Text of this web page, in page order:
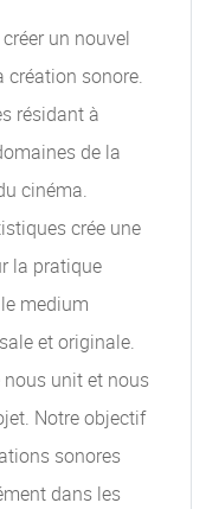
un nouvel
création sonore.
résidant à
de la
cinéma.
crée une
la pratique
medium
et originale.
nous unit et nous
Notre objectif
sonores
dans les